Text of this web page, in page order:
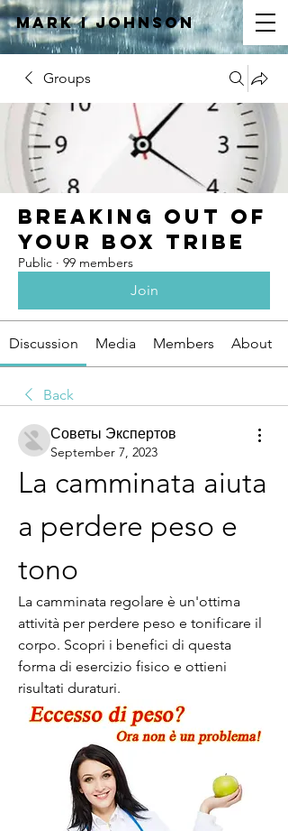
Mark IJOHNSON
Groups
Breaking Out of
Your Box Tribe
Public · 99 members
Join
Discussion Media Members About
Back
Советы Экспертов
September 7, 2023
La camminata aiuta
a perdere peso e
tono
La camminata regolare è un'ottima
attività per perdere peso e tonificare il
corpo. Scopri i benefici di questa
forma di esercizio fisico e ottieni
risultati duraturi.